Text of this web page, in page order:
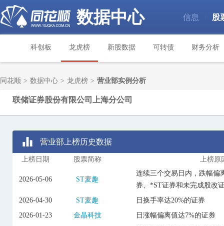
数据中心 信息 股
科创板 龙虎榜 新股数据 可转债 财务分析
同花顺 > 数据中心 > 龙虎榜 > 营业部实例分析
联储证券股份有限公司上海分公司
营业部上榜历史数据
上榜日期 股票简称 上榜原
2026-05-06 ST麦趣
连续三个交易日内，跌幅偏
券、*ST证券和未完成股改
2026-04-30
ST麦趣
日换手率达20%的证券
2026-01-23
金晶科技 日涨幅偏离值达7%的证券